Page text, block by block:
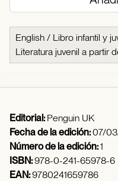
English / Libro infantil y
Literatura juvenil a partir
Editorial:Penguin UK
Fecha de la edición:07/
Número de la edición:1
ISBN:978-0-241-65978-6
EAN:9780241659786